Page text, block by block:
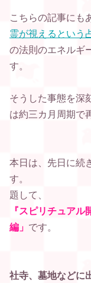
こちらの記事にも
霊が視えるという
の法則のエネルギ
す。
そうした事態を深
は約三カ月周期で
本日は、先日に続
す。
題して、
『スピリチュア
編」 です。
社寺、墓地などに